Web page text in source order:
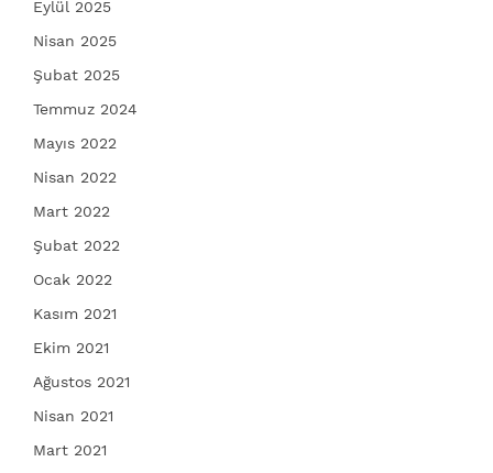
Eylül 2025
Nisan 2025
Şubat 2025
Temmuz 2024
Mayıs 2022
Nisan 2022
Mart 2022
Şubat 2022
Ocak 2022
Kasım 2021
Ekim 2021
Ağustos 2021
Nisan 2021
Mart 2021